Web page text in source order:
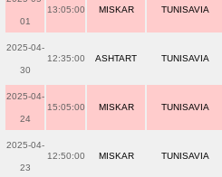
01
13:05:00 MISKAR TUNISAVIA
2025-04-
30
12:35:00 ASHTART TUNISAVIA
2025-04-
24
15:05:00 MISKAR TUNISAVIA
2025-04-
23
12:50:00 MISKAR TUNISAVIA